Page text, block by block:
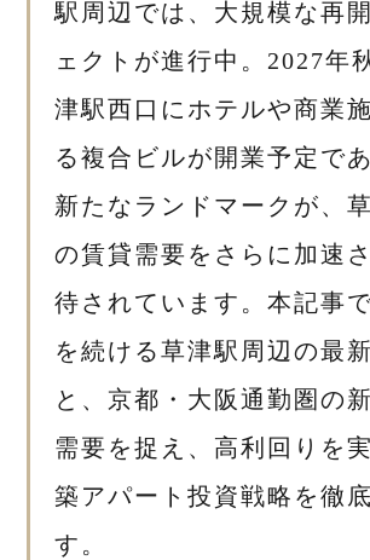
駅周辺では、大規模な再
ェクトが進行中。2027年
津駅西口にホテルや商業
る複合ビルが開業予定で
新たなランドマークが、
の賃貸需要をさらに加速
待されています。本記事
を続ける草津駅周辺の最
と、京都・大阪通勤圏の
需要を捉え、高利回りを
築アパート投資戦略を徹
す。